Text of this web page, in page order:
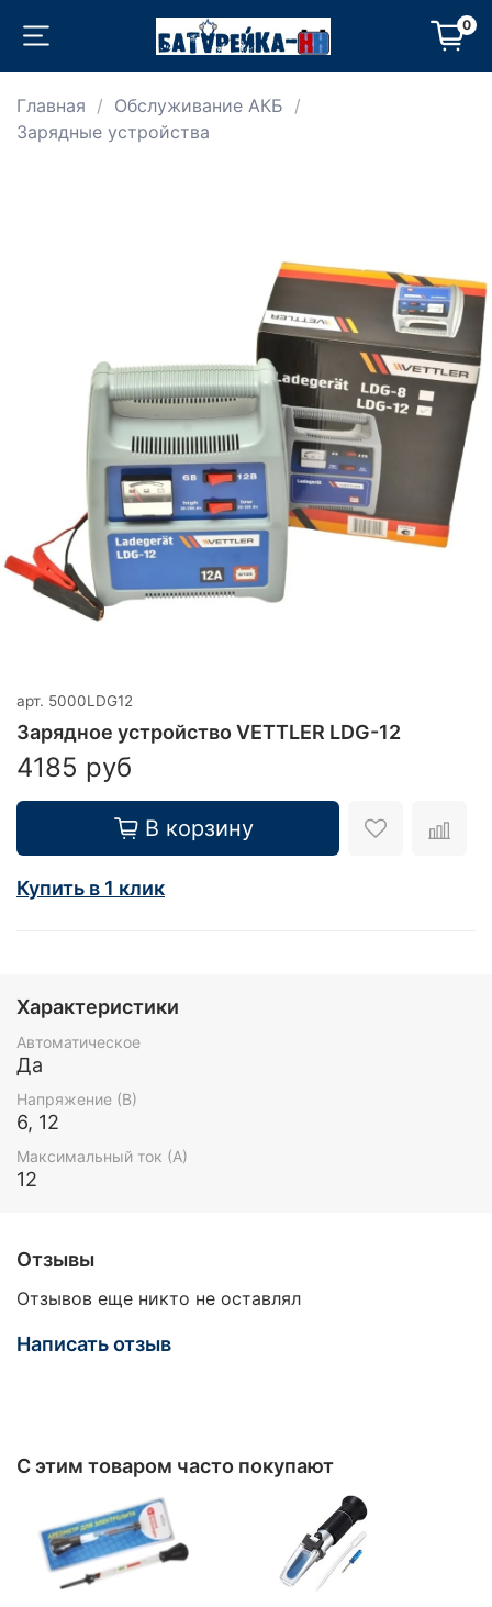
0
Главная
Обслуживание АКБ
Зарядные устройства
арт. 5000LDG12
Зарядное устройство VETTLER LDG-12
4185 руб
В корзину
Купить в 1 клик
Характеристики
Автоматическое
Да
Напряжение (В)
6, 12
Максимальный ток (А)
12
Отзывы
Отзывов еще никто не оставлял
Написать отзыв
С этим товаром часто покупают